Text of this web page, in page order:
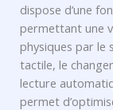
dispose d’une
permettant une
physiques par le
tactile, le
lecture
permet